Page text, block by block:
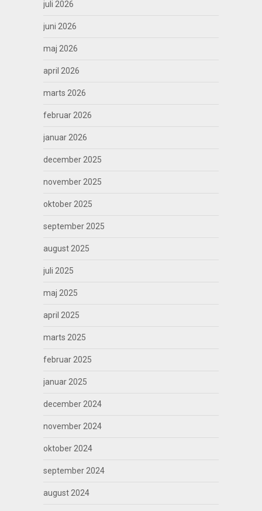
juli 2026
juni 2026
maj 2026
april 2026
marts 2026
februar 2026
januar 2026
december 2025
november 2025
oktober 2025
september 2025
august 2025
juli 2025
maj 2025
april 2025
marts 2025
februar 2025
januar 2025
december 2024
november 2024
oktober 2024
september 2024
august 2024